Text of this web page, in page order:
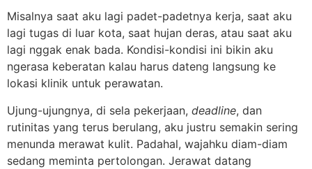
Misalnya saat aku lagi padet-padetnya kerja, saat aku
lagi tugas di luar kota, saat hujan deras, atau saat aku
lagi nggak enak bada. Kondisi-kondisi ini bikin aku
ngerasa keberatan kalau harus dateng langsung ke
lokasi klinik untuk perawatan.
Ujung-ujungnya, di sela pekerjaan, deadline, dan
rutinitas yang terus berulang, aku justru semakin sering
menunda merawat kulit. Padahal, wajahku diam-diam
sedang meminta pertolongan. Jerawat datang